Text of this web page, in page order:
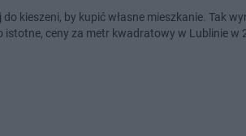
do kieszeni, by kupić własne mieszkanie. Tak
istotne, ceny za metr kwadratowy w Lublinie w